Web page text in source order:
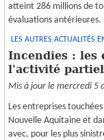
atteint 286 millions de
évaluations antérieures.
LES AUTRES ACTUALITÉS
Incendies : les
l'activité
Mis à jour le mercredi 5
Les entreprises
Nouvelle Aquitaine et
avec, pour les plus